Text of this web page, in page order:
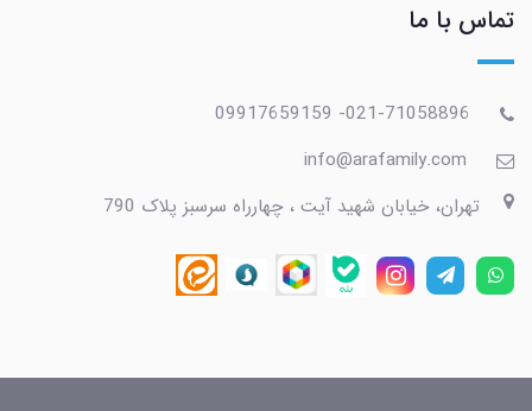
تماس با ما
تهران، خیابان شهید آیت ، چهارراه سرسبز پلاک 790